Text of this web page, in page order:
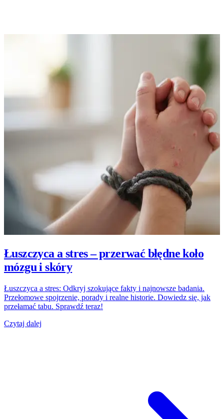
Łuszczyca a stres – przerwać błędne koło
mózgu i skóry
Łuszczyca a stres: Odkryj szokujące fakty i najnowsze badania.
Przełomowe spojrzenie, porady i realne historie. Dowiedz się, jak
przełamać tabu. Sprawdź teraz!
Czytaj dalej